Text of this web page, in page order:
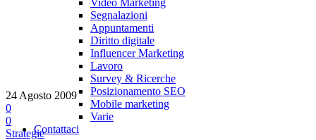
Video Marketing
Segnalazioni
Appuntamenti
Diritto digitale
Influencer Marketing
Lavoro
Survey & Ricerche
Posizionamento SEO
Mobile marketing
Varie
Contattaci
24 Agosto 2009
0
0
Strategie